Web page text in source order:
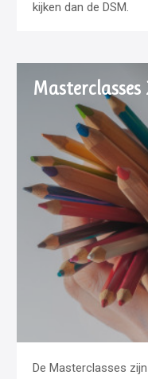
kijken dan de DSM.
De Masterclasses